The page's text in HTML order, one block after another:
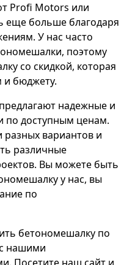
Profi Motors или
еще больше благодаря
У нас часто
поэтому
со скидкой, которая
и бюджету.
надежные и
по доступным ценам.
вариантов и
различные
Вы можете быть
у нас, вы
по
бетономешалку по
нашими